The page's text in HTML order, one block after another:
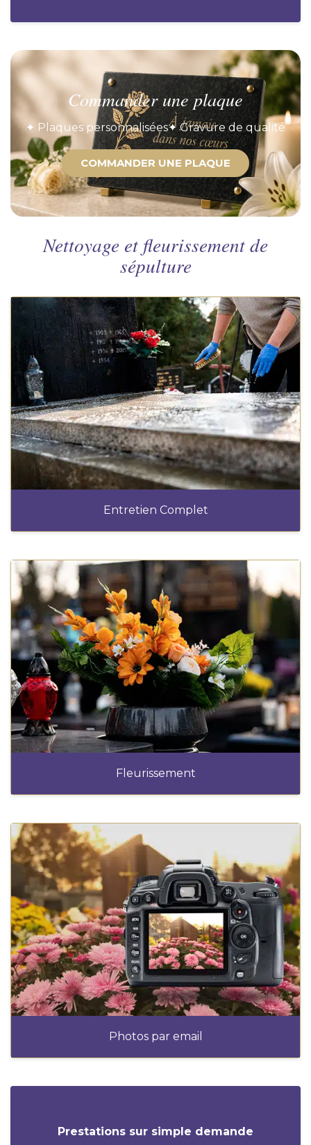
Commander une plaque
✦ Plaques personnalisées✦ Gravure de qualité
COMMANDER UNE PLAQUE
Nettoyage et fleurissement de
sépulture
Entretien Complet
Fleurissement
Photos par email
Prestations sur simple demande